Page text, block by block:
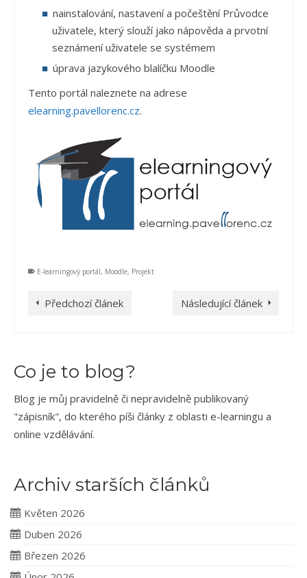
nainstalování, nastavení a počeštění Průvodce
uživatele, který slouží jako nápověda a prvotní
seznámení uživatele se systémem
úprava jazykového blalíčku Moodle
Tento portál naleznete na adrese
elearning.pavellorenc.cz.
E-learningový portál, Moodle, Projekt
Předchozí článek Následující článek
Co je to blog?
Blog je můj pravidelně či nepravidelně publikovaný
"zápisník", do kterého píši články z oblasti e-learningu a
online vzdělávání.
Archiv starších článků
Květen 2026
Duben 2026
Březen 2026